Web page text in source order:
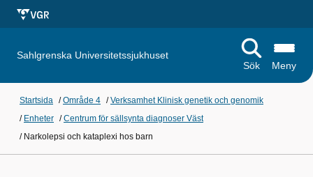
Sahlgrenska Universitetssjukhuset
Sök
Meny
Startsida /Område 4 /Verksamhet Klinisk genetik och genomik
/ Enheter /Centrum för sällsynta diagnoser Väst
/ Narkolepsi och kataplexi hos barn